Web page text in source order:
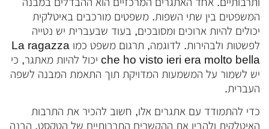
המשפטים בין שתי השפות. משפטים מורכבים באיטלקית
יכולים להיות ארוכים ומסובכים, בעוד שבעברית יש נטייה
לפשטות ולבהירות. לדוגמה, תרגום משפט כמו La ragazza
che ho visto ieri era molto bella יכול להיות מאתגר, כי
יש לשמור על המשמעות המדויקת תוך התאמת המבנה לשפה
העברית.
כדי להתמודד עם אתגרים אלו, חשוב להכיר את התרבות
האיטלקית ולהבין את ההקשרים התרבותיים של הטקסט. הבנה